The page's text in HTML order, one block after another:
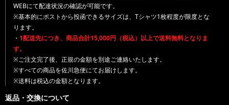
WEBにて配達状況の確認が可能です。
※基本的にポストから投函できるサイズは、Tシャツ1枚程度が限度とな
ります。
・ 1配送先につき、商品合計15,000円（税込）以上で送料無料となりま
す。
※ご注文完了後、正規の金額を別途ご連絡いたします。
※すべての商品を佐川急便にてお届けします。
※送料は税込の金額となります。
返品・交換について